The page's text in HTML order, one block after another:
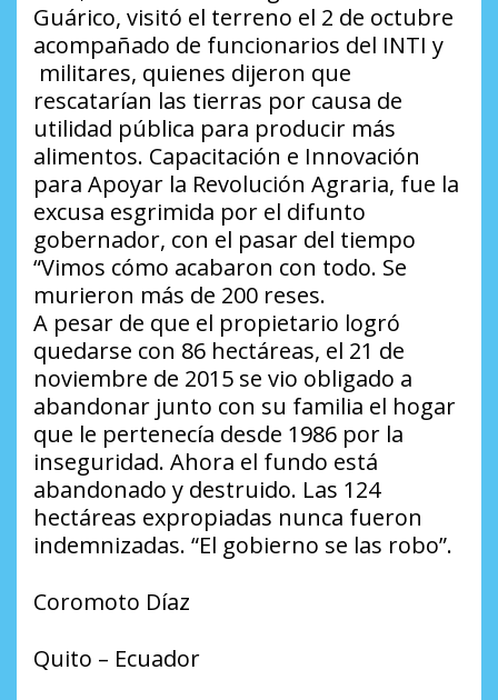
Guárico, visitó el terreno el 2 de octubre
acompañado de funcionarios del INTI y
militares, quienes dijeron que
rescatarían las tierras por causa de
utilidad pública para producir más
alimentos. Capacitación e Innovación
para Apoyar la Revolución Agraria, fue la
excusa esgrimida por el difunto
gobernador, con el pasar del tiempo
“Vimos cómo acabaron con todo. Se
murieron más de 200 reses.
A pesar de que el propietario logró
quedarse con 86 hectáreas, el 21 de
noviembre de 2015 se vio obligado a
abandonar junto con su familia el hogar
que le pertenecía desde 1986 por la
inseguridad. Ahora el fundo está
abandonado y destruido. Las 124
hectáreas expropiadas nunca fueron
indemnizadas. “El gobierno se las robo”.
Coromoto Díaz
Quito – Ecuador